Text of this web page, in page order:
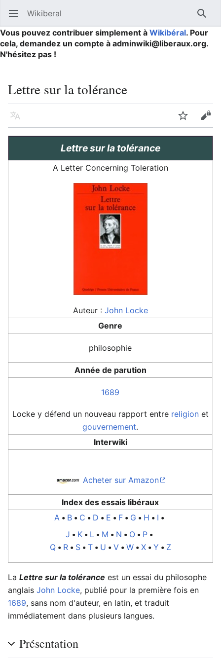
Ouvrir le menu principal Wikiberal
Vous pouvez contribuer simplement à Wikibéral. Pour
cela, demandez un compte à adminwiki@liberaux.org.
N'hésitez pas !
Lettre sur la tolérance
Langue Suivre
Lettre sur la tolérance
A Letter Concerning Toleration
Auteur : John Locke
Genre
philosophie
Année de parution
1689
Locke y défend un nouveau rapport entre religionet
gouvernement.
Interwiki
Acheter sur Amazon
Index des essais libéraux
A • B • C • D • E • F • G • H • I •
J • K • L • M • N • O • P •
Q• R• S• T• U • V• W• X• Y • Z
La Lettre sur la tolérance est un essai du philosophe
anglais John Locke, publié pour la première fois en
1689, sans nom d'auteur, en latin, et traduit
immédiatement dans plusieurs langues.
Présentation